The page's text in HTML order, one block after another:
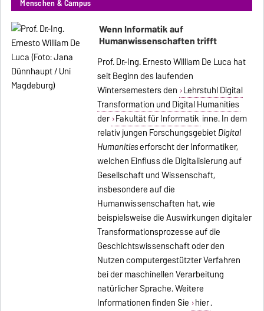
Menschen & Campus
Wenn Informatik auf
Humanwissenschaften trifft
Prof. Dr.-Ing. Ernesto William De Luca hat
seit Beginn des laufenden
Wintersemesters den Lehrstuhl Digital
Transformation und Digital Humanities
der Fakultät für Informatik inne. In dem
relativ jungen ForschungsgebietDigital
Humanitieserforscht der Informatiker,
welchen Einfluss die Digitalisierung auf
Gesellschaft und Wissenschaft,
insbesondere auf die
Humanwissenschaften hat, wie
beispielsweise die Auswirkungen digitaler
Transformationsprozesse auf die
Geschichtswissenschaft oder den
Nutzen computergestützter Verfahren
bei der maschinellen Verarbeitung
natürlicher Sprache. Weitere
Informationen finden Sie hier.